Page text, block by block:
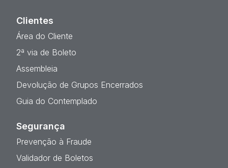
Clientes
Área do Cliente
2ª via de Boleto
Assembleia
Devolução de Grupos Encerrados
Guia do Contemplado
Segurança
Prevenção à Fraude
Validador de Boletos